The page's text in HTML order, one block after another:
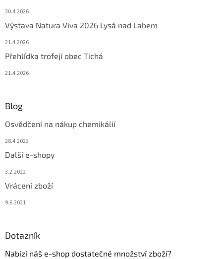
30.4.2026
Výstava Natura Viva 2026 Lysá nad Labem
21.4.2026
Přehlídka trofejí obec Tichá
21.4.2026
Blog
Osvědčení na nákup chemikálií
28.4.2023
Další e-shopy
3.2.2022
Vrácení zboží
9.6.2021
Dotazník
Nabízí náš e-shop dostatečné množství zboží?